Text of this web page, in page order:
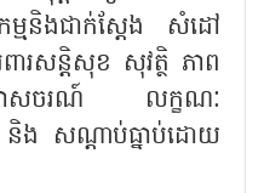
ម្មនិងជាក់ស្ដែង សំដៅ
ពារសន្តិសុខ សុវត្ថិ ភាព
ាកាសចរណ៍ លក្ខណៈ
ង សណ្ដាប់ធ្នាប់ដោយ